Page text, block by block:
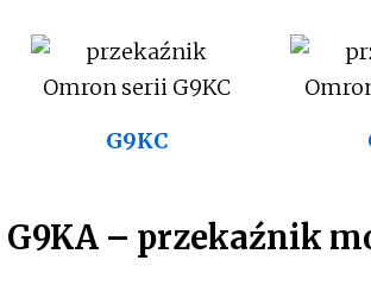
G9KC
G9KA – przekaźnik